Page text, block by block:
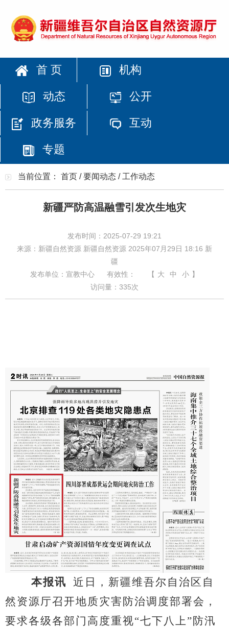
首 页 机构
动态 公开
政务服务 互动
专题
当前位置： 首页 /要闻动态 / 工作动态
新疆严防高温融雪引发次生地灾
发布时间：2025-07-29 19:21
来源：新疆自然资源 新疆自然资源 2025年07月29日 18:16 新
疆
发布单位：宣教中心
有效性： 【 大 中 小 】
访问量： 335次
本报讯
近日，新疆维吾尔自治区自
然资源厅召开地质灾害防治调度部署会，
要求各级各部门高度重视“七下八上”防汛